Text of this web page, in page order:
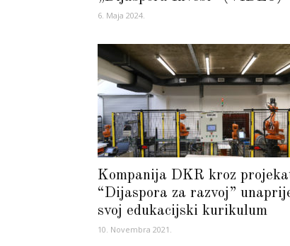
6. Maja 2024.
Kompanija DKR kroz
“Dijaspora za razvoj”
svoj edukacijski kurikulum
10. Novembra 2021.